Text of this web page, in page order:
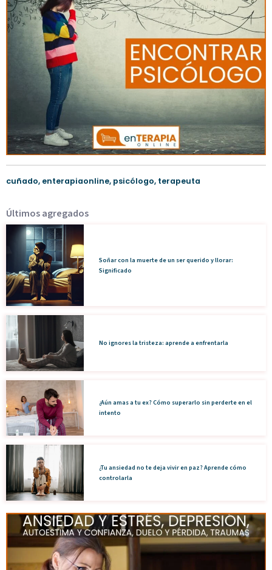
cuñado, enterapiaonline, psicólogo, terapeuta
Últimos agregados
Soñar con la muerte de un ser querido y llorar:
Significado
No ignores la tristeza: aprende a enfrentarla
¿Aún amas a tu ex? Cómo superarlo sin perderte en el
intento
¿Tu ansiedad no te deja vivir en paz? Aprende cómo
controlarla